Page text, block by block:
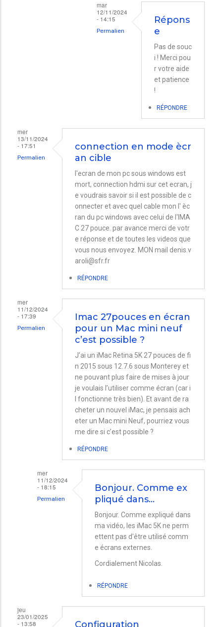
mar
12/11/2024
- 14:15
Permalien
par
Nicolas
Répons
e
Pas de souc
i ! Merci pou
r votre aide
et patience
!
RÉPONDRE
mer
13/11/2024
- 17:51
Permalien
connection en mode ècr
an cible
l'ecran de mon pc sous windows est
mort, connection hdmi sur cet ecran, j
e voudrais savoir si il est possible de c
onnecter et avec quel cable mon l' èc
ran du pc windows avec celui de l'IMA
C 27 pouce. par avance merci de votr
e réponse et de toutes les videos que
vous nous envoyez. MON mail denis.v
aroli@sfr.fr
RÉPONDRE
mer
11/12/2024
- 17:39
Permalien
Imac 27pouces en écran
pour un Mac mini neuf
c’est possible ?
J’ai un iMac Retina 5K 27 pouces de fi
n 2015 sous 12.7.6 sous Monterey et
ne pouvant plus faire de mises à jour
je voulais l’utiliser comme écran (car i
l fonctionne très bien). Et avant de ra
cheter un nouvel iMac, je pensais ach
eter un Mac mini Neuf, pourriez vous
me dire si c’est possible ?
RÉPONDRE
mer
11/12/2024
- 18:15
Permalien
Bonjour. Comme ex
pliqué dans…
Bonjour. Comme expliqué dans
ma vidéo, les iMac 5K ne perm
ettent pas d'être utilisé comm
e écrans externes.
Cordialement Nicolas.
RÉPONDRE
jeu
23/01/2025
- 13:58
Configuration